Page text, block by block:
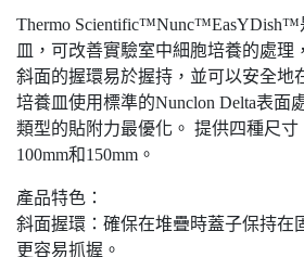
Thermo
皿，可改善實驗室中細胞培養的處理
斜面的握環易於握持，並可以安全地
培養皿使用標準的Nunclon Delta表面
類型的貼附力最優化。 提供四種尺寸
100mm和150mm。
產品特色：
斜面握環：確保在堆疊時蓋子保持在
更容易抓握。